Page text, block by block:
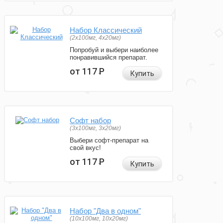
Набор Классический
(2x100мг, 4x20мг)
Попробуй и выбери наиболее
понравившийся препарат.
от 117Р Купить
Софт набор
(3x100мг, 3x20мг)
Выбери софт-препарат на
свой вкус!
от 117Р Купить
Набор "Два в одном"
(10x100мг, 10x20мг)